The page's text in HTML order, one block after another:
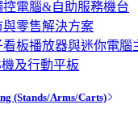
控電腦&自助服務機台
與零售解決方案
板播放器與迷你電腦
及行動平板
(Stands/Arms/Carts)